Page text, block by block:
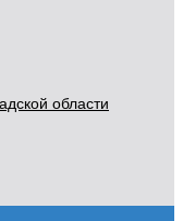
области